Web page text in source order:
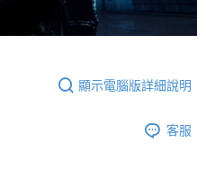
顯示電腦版詳細說明
客服